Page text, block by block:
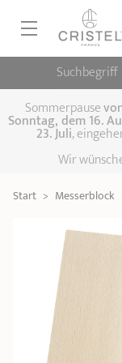
Suchbegriff
PFANNEN,
Pfannen
Woks
KOCHTÖPFE,
Kochtöpfe
Topfsets
DAMFPAUFSÄTZE
Dämpfaufsätze
KÜCHENHELFER
SPEZIELLE
Couscous-Töpfe
KAFFEE UND TEE
Wasserkessel
ZUBEHÖR, PFLEGE
IDEEN &
Sommerpause
Sonntag, dem 16.
23. Juli,
Wir
Start > Messerblock
Messerblock aus
Buchenholz
Sortimentsergänzung